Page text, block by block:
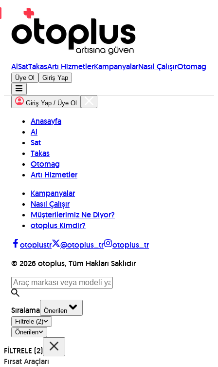
AlSatTakasArtı HizmetlerKampanyalarNasıl ÇalışırOtomag
Üye Ol Giriş Yap
Giriş Yap / Üye Ol
Anasayfa
Al
Sat
Takas
Otomag
Artı Hizmetler
Kampanyalar
Nasıl Çalışır
Müşterilerimiz Ne Diyor?
otoplus Kimdir?
otoplustr
@otoplus_tr
otoplus_tr
© 2026 otoplus, Tüm Hakları Saklıdır
Sıralama Önerilen
Filtrele (2)
Önerilen
FİLTRELE (2)
Fırsat Araçları